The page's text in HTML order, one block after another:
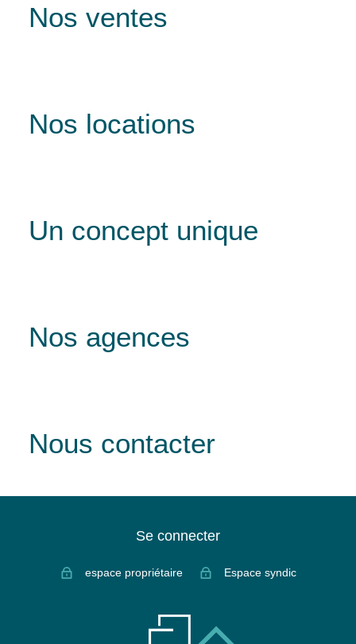
Nos ventes
Nos locations
Un concept unique
Nos agences
Nous contacter
Se connecter
espace propriétaire Espace syndic